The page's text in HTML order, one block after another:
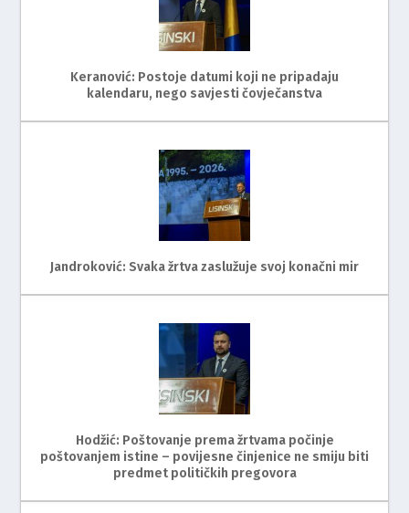
Keranović: Postoje datumi koji ne pripadaju
kalendaru, nego savjesti čovječanstva
Jandroković: Svaka žrtva zaslužuje svoj konačni mir
Hodžić: Poštovanje prema žrtvama počinje
poštovanjem istine – povijesne činjenice ne smiju biti
predmet političkih pregovora